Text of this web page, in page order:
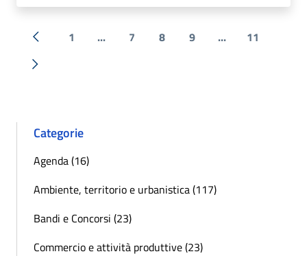
« Precedente
1 ... 7 8 9 ... 11
Successiva »
Categorie
Agenda (16)
Ambiente, territorio e urbanistica (117)
Bandi e Concorsi (23)
Commercio e attività produttive (23)